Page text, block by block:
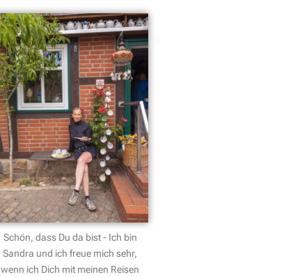
Schön, dass Du da bist - Ich bin
Sandra und ich freue mich sehr,
wenn ich Dich mit meinen Reisen